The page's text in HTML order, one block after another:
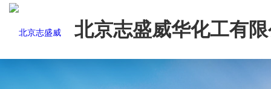
北京志盛威华化工有